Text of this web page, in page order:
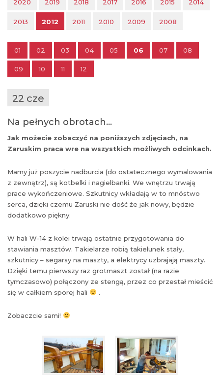
2020 2019 2018 2017 2016 2015 2014
2013 2012 2011 2010 2009 2008
01 02 03 04 05 06 07 08
09 10 11 12
22 cze
Na pełnych obrotach…
Jak możecie zobaczyć na poniższych zdjęciach, na
Zaruskim praca wre na wszystkich możliwych odcinkach.
Mamy już poszycie nadburcia (do ostatecznego wymalowania
z zewnątrz), są kotbelki i nagielbanki. We wnętrzu trwają
prace wykończeniowe. Szkutnicy wkładają w to mnóstwo
serca, dzięki czemu Zaruski nie dość że jak nowy, będzie
dodatkowo piękny.
W hali W-14 z kolei trwają ostatnie przygotowania do
stawiania masztów. Takielarze robią takielunek stały,
szkutnicy – segarsy na maszty, a elektrycy uzbrajają maszty.
Dzięki temu pierwszy raz grotmaszt został (na razie
tymczasowo) połączony ze stengą, przez co przestał mieścić
się w całkiem sporej hali
.
Zobaczcie sami!